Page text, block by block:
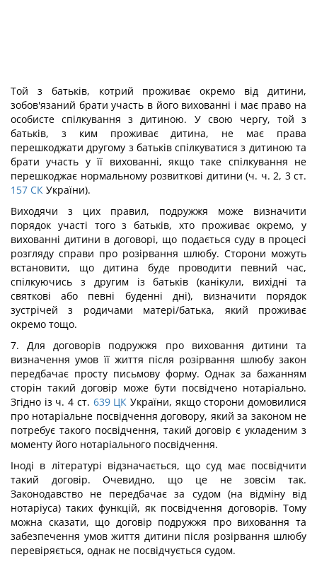
Той з батьків, котрий проживає окремо від дитини,
зобов'язаний брати участь в його вихованні і має право на
особисте спілкування з дитиною. У свою чергу, той з
батьків, з ким проживає дитина, не має права
перешкоджати другому з батьків спілкуватися з дитиною та
брати участь у її вихованні, якщо таке спілкування не
перешкоджає нормальному розвиткові дитини (ч. ч. 2, 3 ст.
157 СК України).
Виходячи з цих правил, подружжя може визначити
порядок участі того з батьків, хто проживає окремо, у
вихованні дитини в договорі, що подається суду в процесі
розгляду справи про розірвання шлюбу. Сторони можуть
встановити, що дитина буде проводити певний час,
спілкуючись з другим із батьків (канікули, вихідні та
святкові або певні буденні дні), визначити порядок
зустрічей з родичами матері/батька, який проживає
окремо тощо.
7. Для договорів подружжя про виховання дитини та
визначення умов її життя після розірвання шлюбу закон
передбачає просту письмову форму. Однак за бажанням
сторін такий договір може бути посвідчено нотаріально.
Згідно із ч. 4 ст. 639 ЦК України, якщо сторони домовилися
про нотаріальне посвідчення договору, який за законом не
потребує такого посвідчення, такий договір є укладеним з
моменту його нотаріального посвідчення.
Іноді в літературі відзначається, що суд має посвідчити
такий договір. Очевидно, що це не зовсім так.
Законодавство не передбачає за судом (на відміну від
нотаріуса) таких функцій, як посвідчення договорів. Тому
можна сказати, що договір подружжя про виховання та
забезпечення умов життя дитини після розірвання шлюбу
перевіряється, однак не посвідчується судом.